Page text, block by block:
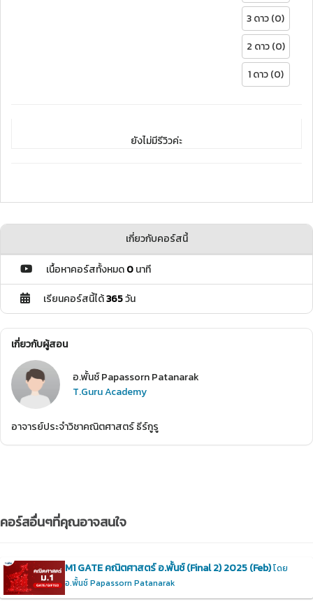
3 ดาว (0)
2 ดาว (0)
1 ดาว (0)
ยังไม่มีรีวิวค่ะ
เกี่ยวกับคอร์สนี้
เนื้อหาคอร์สทั้งหมด0นาที
เรียนคอร์สนี้ได้365วัน
เกี่ยวกับผู้สอน
อ.พั้นช์ Papassorn Patanarak
T.Guru Academy
อาจารย์ประจำวิชาคณิตศาสตร์ ธีร์กูรู
คอร์สอื่นๆที่คุณอาจสนใจ
M1 GATE คณิตศาสตร์ อ.พั้นช์ (Final 2) 2025 (Feb)โดย
อ.พั้นช์ Papassorn Patanarak